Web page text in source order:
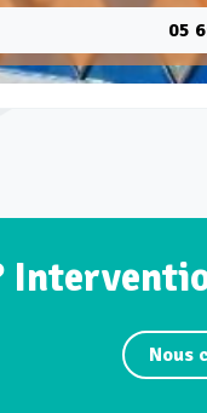
05
Nous